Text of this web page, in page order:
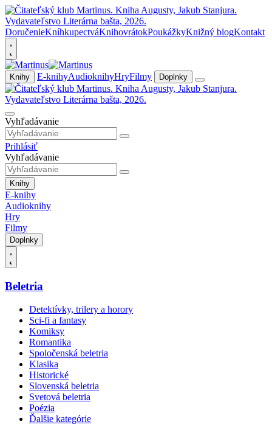
DoručenieKníhkupectváKnihovrátokPoukážkyKnižný blogKontakt
Knihy E-knihyAudioknihyHryFilmy Doplnky
Vyhľadávanie
Prihlásiť
Vyhľadávanie
Knihy
E-knihy
Audioknihy
Hry
Filmy
Doplnky
Beletria
Detektívky, trilery a horory
Sci-fi a fantasy
Komiksy
Romantika
Spoločenská beletria
Klasika
Historické
Slovenská beletria
Svetová beletria
Poézia
Ďalšie kategórie